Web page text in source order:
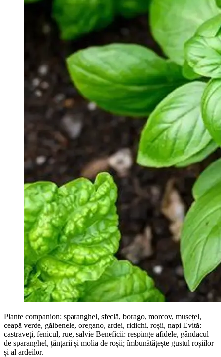
Plante companion: sparanghel, sfeclă, borago, morcov, mușețel,
ceapă verde, gălbenele, oregano, ardei, ridichi, roșii, napi Evită:
castraveți, fenicul, rue, salvie Beneficii: respinge afidele, gândacul
de sparanghel, țânțarii și molia de roșii; îmbunătățește gustul roșiilor
și al ardeilor.